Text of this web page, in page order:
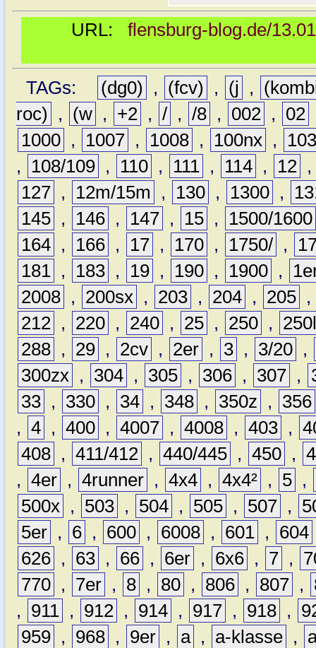
URL: flensburg-blog.de/
TAGs: (dg0) , (fcv) , (j ,
roc)
, (w , +2 , / , /8 , 002 , 02
1000 , 1007 , 1008 , 100nx ,
,
108/109 , 110 , 111 , 114 , 12
127 , 12m/15m , 130 , 1300 ,
145 , 146 , 147 , 15 ,
1500/1600
164 , 166 , 17 , 170 , 1750/ ,
181 , 183 , 19 , 190 , 1900 ,
2008 , 200sx , 203 , 204 , 205 ,
212 , 220 , 240 , 25 , 250 ,
288 , 29 , 2cv , 2er , 3 , 3/20 ,
300zx , 304 , 305 , 306 , 307 ,
33 , 330 , 34 , 348 , 350z ,
356
, 4 , 400 , 4007 , 4008 , 403 ,
408 , 411/412 , 440/445 , 450 ,
, 4er , 4runner , 4x4 , 4x4² , 5 ,
500x , 503 , 504 , 505 , 507 ,
5er , 6 , 600 , 6008 , 601 , 604
626 , 63 , 66 , 6er , 6x6 , 7 ,
770 , 7er , 8 , 80 , 806 , 807 ,
,
911 , 912 , 914 , 917 , 918 ,
959 , 968 , 9er , a , a-klasse ,